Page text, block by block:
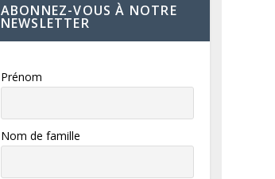
ABONNEZ-VOUS À NOTRE
NEWSLETTER
Prénom
Nom de famille